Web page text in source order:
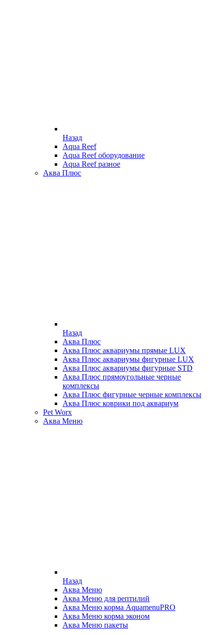
Назад
Aqua Reef
Aqua Reef оборудование
Aqua Reef разное
Аква Плюс
Назад
Аква Плюс
Аква Плюс аквариумы прямые LUX
Аква Плюс аквариумы фигурные LUX
Аква Плюс аквариумы фигурные STD
Аква Плюс прямоугольные черные
комплексы
Аква Плюс фигурные черные комплексы
Аква Плюс коврики под аквариум
Pet Worx
Аква Меню
Назад
Аква Меню
Аква Меню для рептилий
Аква Меню корма AquamenuPRO
Аква Меню корма эконом
Аква Меню пакеты